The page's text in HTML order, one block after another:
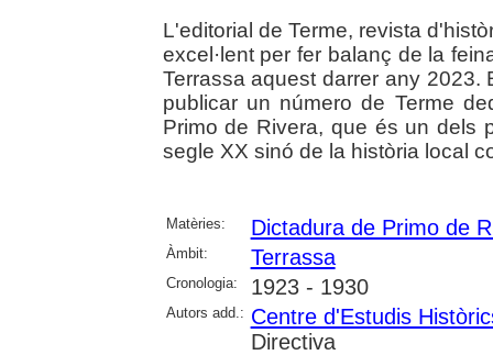
L'editorial de Terme, revista
excel·lent per fer balanç de la
Terrassa aquest darrer any 2023.
publicar un número de Terme
Primo de Rivera, que és un dels
segle XX sinó de la història local
Matèries: Dictadura de Primo de
Àmbit: Terrassa
Cronologia: 1923 - 1930
Autors add.: Centre d'Estudis
Directiva